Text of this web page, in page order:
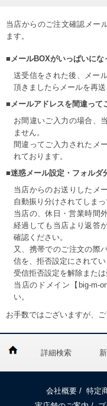
当店からのご注文確認メー
ます。
■メールBOXがいっぱいにな
送受信をされた後、メー
頂きましたらメールを再送
■メールアドレスを間違って
お間違いご入力の場合、
ません。
間違ってご入力されたメ
れております。
■迷惑メール設定・フォルダ
当店からのお送りしたメ
自動振り分けされてしま
当店の、休日・営業時間
経過しても当店より返答
確認ください。
又、携帯でのご注文の際
信を、拒否設定にされて
受信拒否設定を解除また
当店のドメイン【big-m-
い。
お手数ではございますが、
詳細検索
会社概要 / 特定